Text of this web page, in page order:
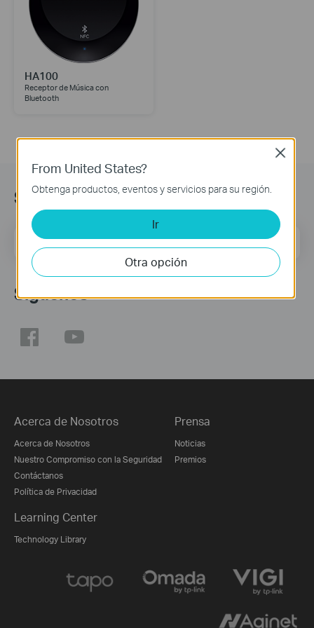
HA100
Receptor de Música con
Bluetooth
Suscripción
Dirección de correo Regístrate
Síguenos
Acerca de Nosotros
Acerca de Nosotros
Nuestro Compromiso con la Seguridad
Contáctanos
Política de Privacidad
Prensa
Noticias
Premios
Learning Center
Technology Library
From United States?
Obtenga productos, eventos y servicios para su región.
Ir
Otra opción
Close